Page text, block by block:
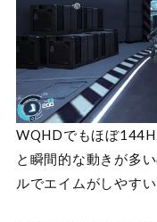
WQHDでもほぼ
と瞬間的な動きが多
ルでエイムがしやすい